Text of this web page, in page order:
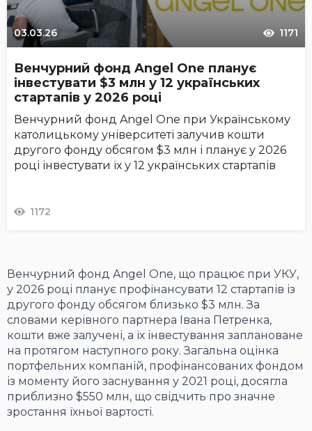
03.03.26 1171
Венчурний фонд Angel One планує
інвестувати $3 млн у 12 українських
стартапів у 2026 році
Венчурний фонд Angel One при Українському
католицькому університеті залучив кошти
другого фонду обсягом $3 млн і планує у 2026
році інвестувати їх у 12 українських стартапів
1172
Венчурний фонд Angel One, що працює при УКУ,
у 2026 році планує профінансувати 12 стартапів із
другого фонду обсягом близько $3 млн. За
словами керівного партнера Івана Петренка,
кошти вже залучені, а їх інвестування заплановане
на протягом наступного року. Загальна оцінка
портфельних компаній, профінансованих фондом
із моменту його заснування у 2021 році, досягла
приблизно $550 млн, що свідчить про значне
зростання їхньої вартості.